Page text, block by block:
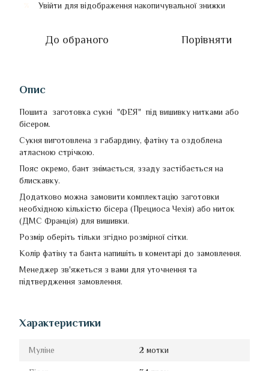
Увійти для відображення накопичувальної знижки
До обраного Порівняти
Опис
Пошита заготовка сукні "ФЕЯ" під вишивку нитками або
бісером.
Сукня виготовлена з габардину, фатіну та оздоблена
атласною стрічкою.
Пояс окремо, бант знімається, ззаду застібається на
блискавку.
Додатково можна замовити комплектацію заготовки
необхідною кількістю бісера (Прециоса Чехія) або ниток
(ДМС Франція) для вишивки.
Розмір оберіть тільки згідно розмірної сітки.
Колір фатіну та банта напишіть в коментарі до замовлення.
Менеджер зв'яжеться з вами для уточнення та
підтвердження замовлення.
Характеристики
Муліне 2 мотки